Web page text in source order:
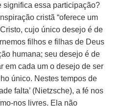
significa essa participação?
cristã “oferece um
cujo único desejo é de
filhos e filhas de Deus
humana; seu desejo é de
em cada um o desejo de ser
único. Nestes tempos de
falta’ (Nietzsche), a fé nos
nos livres. Ela não